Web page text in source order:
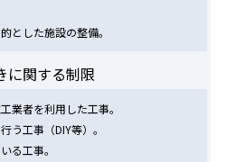
とした施設の整備。
に関する制限
業者を利用した工事。
う工事（DIY等）。
る工事。